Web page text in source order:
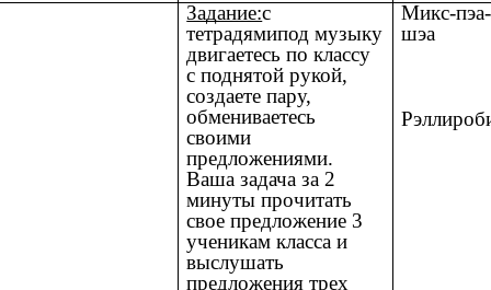
Задание:с
тетрадямипод музыку
двигаетесь по классу
с поднятой рукой,
создаете пару,
обмениваетесь
своими
предложениями.
Ваша задача за 2
минуты прочитать
свое предложение 3
ученикам класса и
выслушать
предложения трех
Микс-пэа-
шэа